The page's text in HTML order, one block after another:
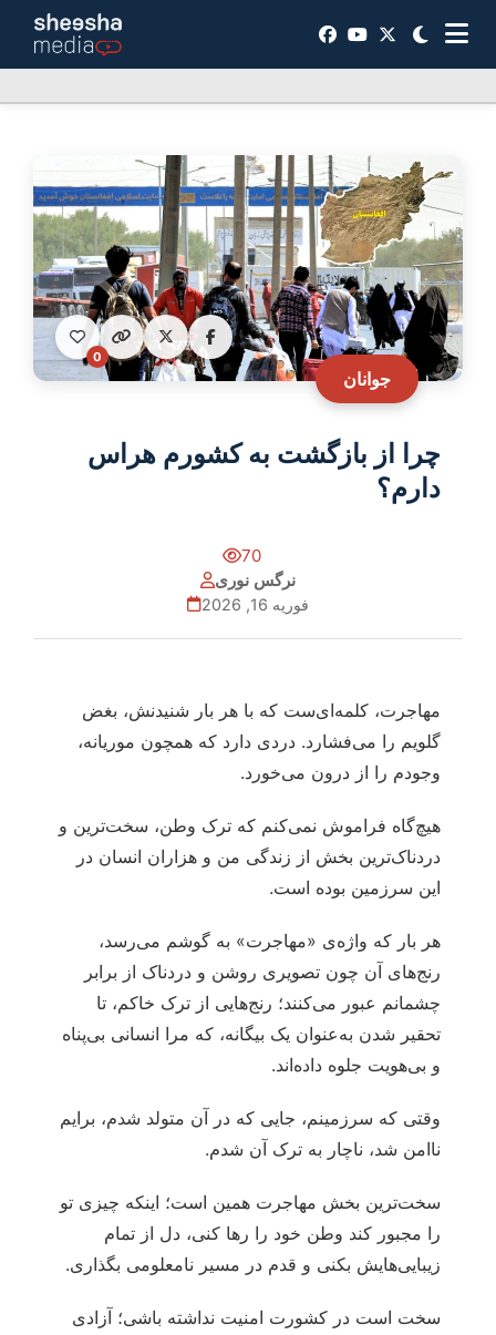
جوانان
0
چرا از بازگشت به کشورم هراس
دارم؟
70
نرگس نوری
فوریه 16, 2026
مهاجرت، کلمه‌ای‌ست که با هر بار شنیدنش، بغض
گلویم را می‌فشارد. دردی دارد که همچون موریانه،
وجودم را از درون می‌خورد.
هیچ‌گاه فراموش نمی‌کنم که ترک وطن، سخت‌ترین و
دردناک‌ترین بخش از زندگی من و هزاران انسان در
این سرزمین بوده است.
هر بار که واژه‌ی «مهاجرت» به گوشم می‌رسد،
رنج‌های آن چون تصویری روشن و دردناک از برابر
چشمانم عبور می‌کنند؛ رنج‌هایی از ترک خاکم، تا
تحقیر شدن به‌عنوان یک بیگانه، که مرا انسانی بی‌پناه
و بی‌هویت جلوه داده‌اند.
وقتی که سرزمینم، جایی که در آن متولد شدم، برایم
ناامن شد، ناچار به ترک آن شدم.
سخت‌ترین بخش مهاجرت همین است؛ اینکه چیزی تو
را مجبور کند وطن خود را رها کنی، دل از تمام
زیبایی‌هایش بکنی و قدم در مسیر نامعلومی بگذاری.
سخت است در کشورت امنیت نداشته باشی؛ آزادی